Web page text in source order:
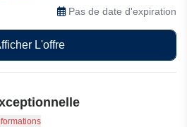
Pas de date d'expiration
L'offre
de 30 jours
d'informations